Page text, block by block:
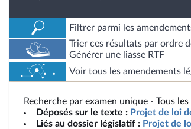
Filtrer parmi les
Trier ces résultats par ordre
Générer une liasse RTF
Voir tous les amendements
Recherche par examen unique - Tous
Déposés sur le texte : Projet de loi
Liés au dossier législatif : Projet de